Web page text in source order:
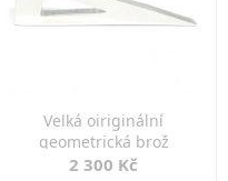
Velká oiriginální
geometrická brož
2 300 Kč